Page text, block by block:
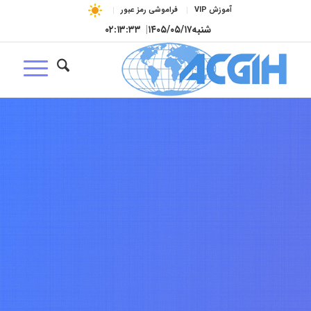
آموزش VIP فراموشی رمز عبور
شنبه۱۴۰۵/۰۵/۱۷| ۰۲:۱۳:۳۴